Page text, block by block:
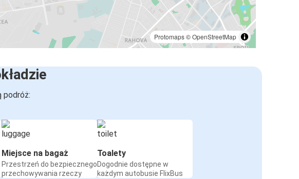
Protomaps©OpenStreetMap
podróż:
Miejsce na bagaż
Przestrzeń do bezpiecznego
przechowywania rzeczy
Toalety
Dogodnie dostępne w
każdym autobusie FlixBus